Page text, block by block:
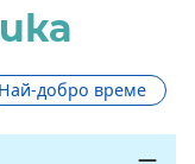
Най-добро време
—